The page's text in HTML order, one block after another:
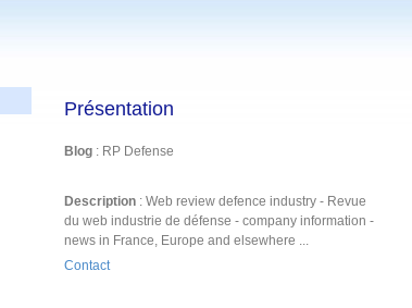
Présentation
Blog : RP Defense
Description : Web review defence industry - Revue
du web industrie de défense - company information -
news in France, Europe and elsewhere ...
Contact